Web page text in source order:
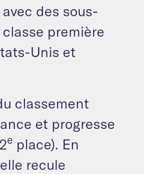
des sous-
première
Unis et
classement
et progresse
e place). En
recule